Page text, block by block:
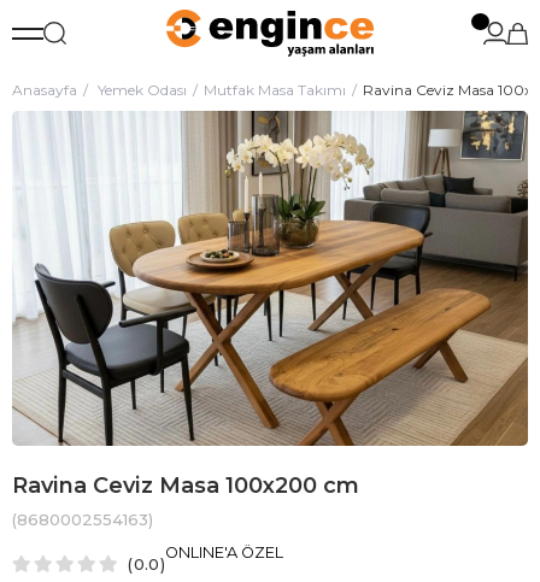
Anasayfa Yemek Odası Mutfak Masa Takımı Ravina Ceviz Masa
Ravina Ceviz Masa 100x200 cm
(8680002554163)
0.0
ONLINE'A ÖZEL